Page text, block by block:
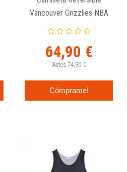
Vancouver Grizzlies NBA
Mesh Tank Vintage Logo -
64,90 €
Antes 74,90 €
Cómprame!